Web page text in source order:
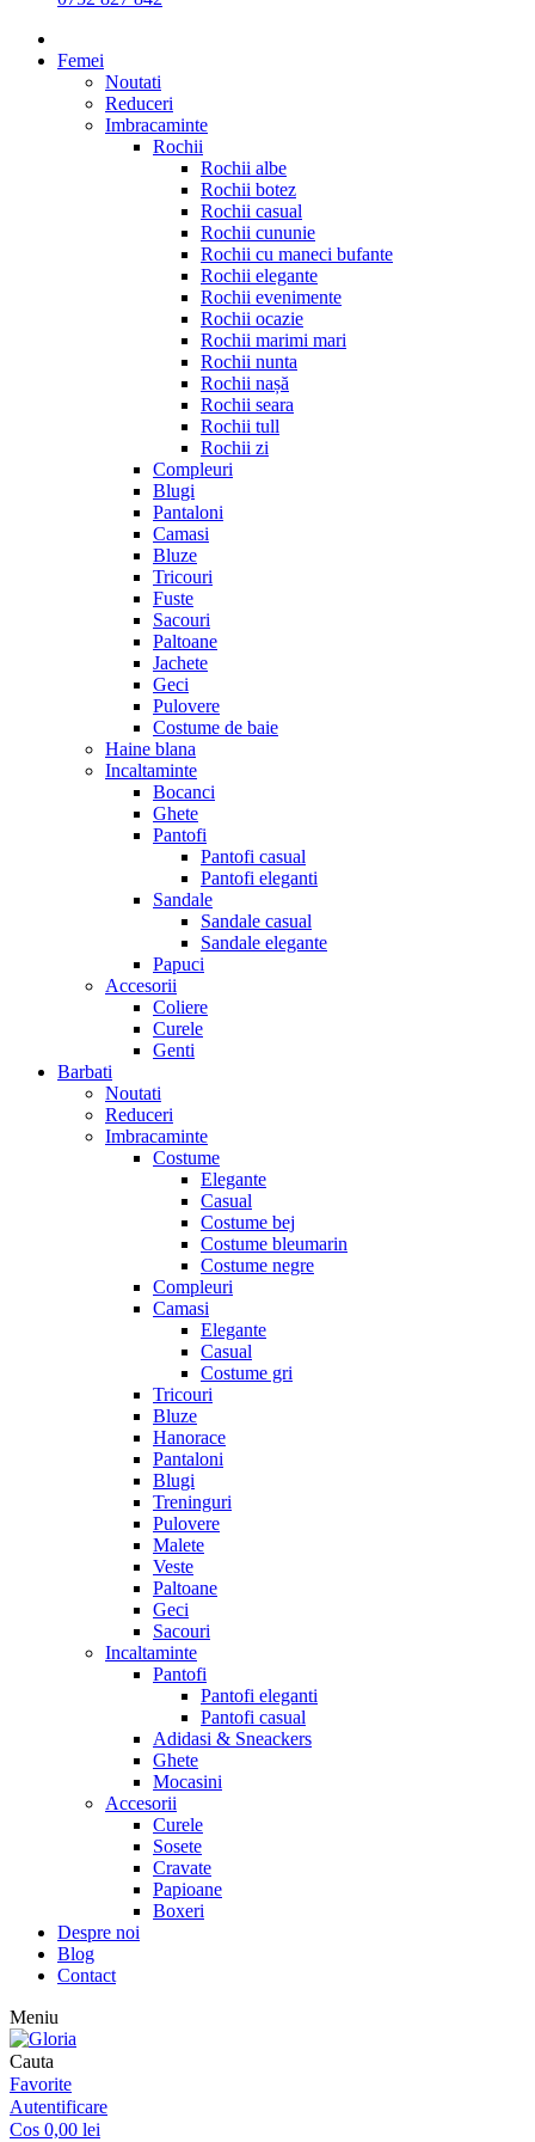
Femei
Noutati
Reduceri
Imbracaminte
Rochii
Rochii albe
Rochii botez
Rochii casual
Rochii cununie
Rochii cu maneci bufante
Rochii elegante
Rochii evenimente
Rochii ocazie
Rochii marimi mari
Rochii nunta
Rochii nașă
Rochii seara
Rochii tull
Rochii zi
Compleuri
Blugi
Pantaloni
Camasi
Bluze
Tricouri
Fuste
Sacouri
Paltoane
Jachete
Geci
Pulovere
Costume de baie
Haine blana
Incaltaminte
Bocanci
Ghete
Pantofi
Pantofi casual
Pantofi eleganti
Sandale
Sandale casual
Sandale elegante
Papuci
Accesorii
Coliere
Curele
Genti
Barbati
Noutati
Reduceri
Imbracaminte
Costume
Elegante
Casual
Costume bej
Costume bleumarin
Costume negre
Compleuri
Camasi
Elegante
Casual
Costume gri
Tricouri
Bluze
Hanorace
Pantaloni
Blugi
Treninguri
Pulovere
Malete
Veste
Paltoane
Geci
Sacouri
Incaltaminte
Pantofi
Pantofi eleganti
Pantofi casual
Adidasi & Sneackers
Ghete
Mocasini
Accesorii
Curele
Sosete
Cravate
Papioane
Boxeri
Despre noi
Blog
Contact
Meniu
Cauta
Favorite
Autentificare
Cos 0,00 lei